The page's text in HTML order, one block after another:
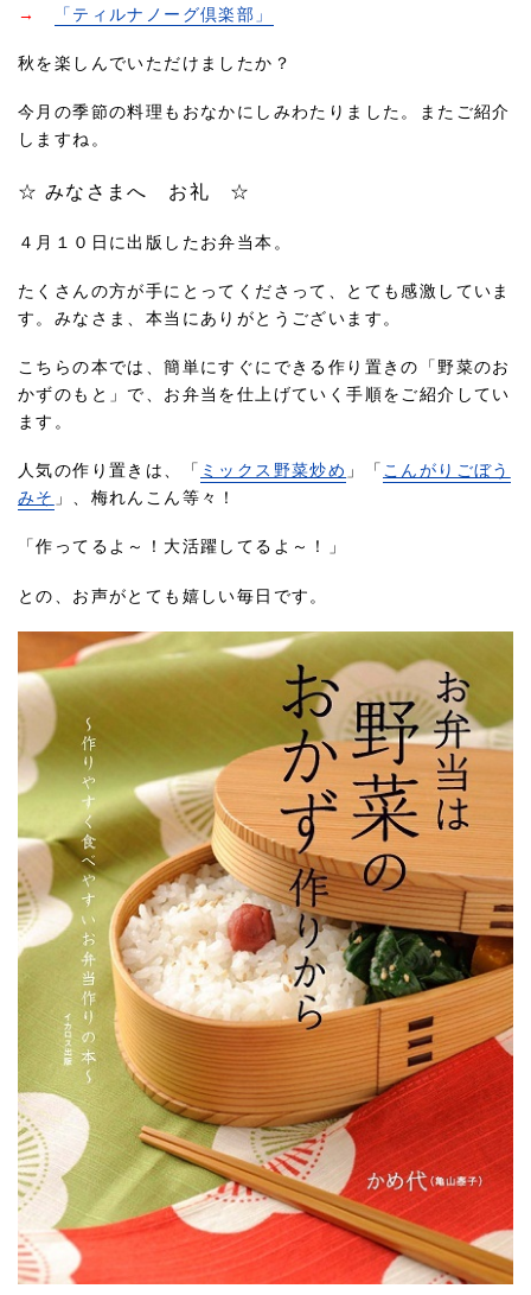
→ 「ティルナノーグ倶楽部」
秋を楽しんでいただけましたか？
今月の季節の料理もおなかにしみわたりました。またご紹介
しますね。
☆ みなさまへ お礼 ☆
４月１０日に出版したお弁当本。
たくさんの方が手にとってくださって、とても感激していま
す。みなさま、本当にありがとうございます。
こちらの本では、簡単にすぐにできる作り置きの「野菜のお
かずのもと」で、お弁当を仕上げていく手順をご紹介してい
ます。
人気の作り置きは、「 ミックス野菜炒め 」「 こんがりごぼう
みそ 」、梅れんこん等々！
「作ってるよ～！大活躍してるよ～！」
との、お声がとても嬉しい毎日です。